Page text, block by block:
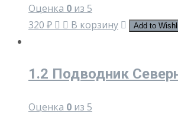
Оценка 0 из 5
320 ₽ В корзину Add to
1.2 Подводник
Оценка 0 из 5